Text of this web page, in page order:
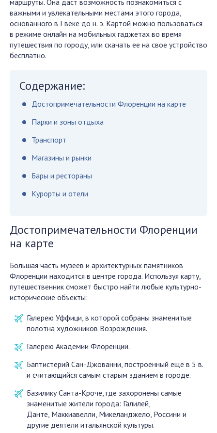
маршруты. Она даст возможность познакомиться с
важными и увлекательными местами этого города,
основанного в I веке до н. э. Картой можно пользоваться
в режиме онлайн на мобильных гаджетах во время
путешествия по городу, или скачать ее на свое устройство
бесплатно.
Содержание:
Достопримечательности Флоренции на карте
Парки и зоны отдыха
Транспорт
Магазины и рынки
Бары и рестораны
Курорты и отели
Достопримечательности Флоренции
на карте
Большая часть музеев и архитектурных памятников
Флоренции находится в центре города. Используя карту,
путешественник сможет быстро найти любые культурно-
исторические объекты:
Галерею Уффици, в которой собраны знаменитые
полотна художников Возрождения.
Галерею Академии Флоренции.
Баптистерий Сан-Джованни, построенный еще в 5 в.
и считающийся самым старым зданием в городе.
Базилику Санта-Кроче, где захоронены самые
знаменитые жители города: Галилей,
Данте, Маккиавелли, Микеланджело, Россини и
другие деятели итальянской культуры.